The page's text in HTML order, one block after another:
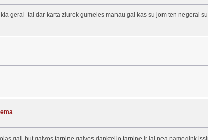
gerai tai dar karta ziurek gumeles manau gal kas su jom ten negerai